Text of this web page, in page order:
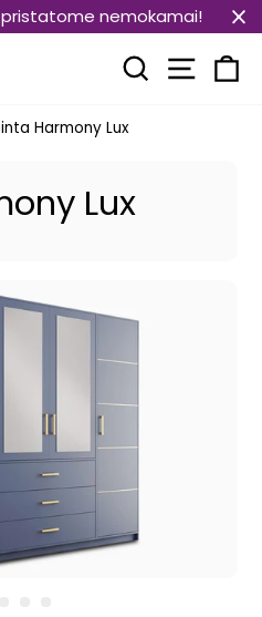
pristatome nemokamai!
Paieška
Harmony Lux
Lux